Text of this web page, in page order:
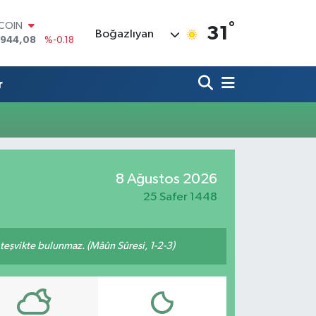
%-0.18
%0.18
ALTIN
Boğazlıyan 31 °
8 Ağustos 2026
25 Safer 1448
bulunmaz. (Mâûn Sûresi, 1-2-3)